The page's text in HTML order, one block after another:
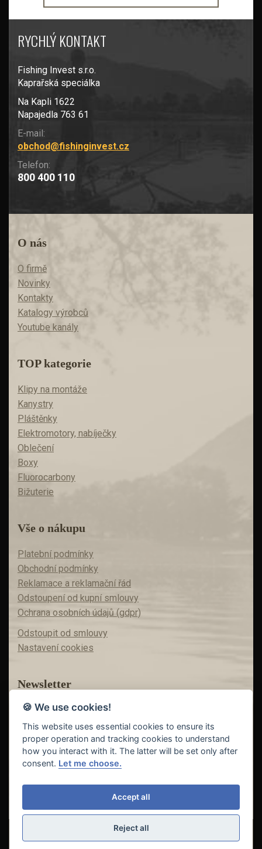
RYCHLÝ KONTAKT
Fishing Invest s.r.o.
Kaprařská speciálka
Na Kapli 1622
Napajedla 763 61
E-mail:
obchod@fishinginvest.cz
Telefon:
800 400 110
O nás
O firmě
Novinky
Kontakty
Katalogy výrobců
Youtube kanály
TOP kategorie
Klipy na montáže
Kanystry
Pláštěnky
Elektromotory, nabíječky
Oblečení
Boxy
Fluorocarbony
Bižuterie
Vše o nákupu
Platební podmínky
Obchodní podmínky
Reklamace a reklamační řád
Odstoupení od kupní smlouvy
Ochrana osobních údajů (gdpr)
Odstoupit od smlouvy
Nastavení cookies
Newsletter
Máte zájem o akční nabídky?
Teď už vám nic neunikne!
FISHING INVEST s.r.o. | partner
🍪 We use cookies!
This website uses essential cookies to ensure its
proper operation and tracking cookies to understand
how you interact with it. The latter will be set only after
consent. Let me choose.
Accept all
Reject all